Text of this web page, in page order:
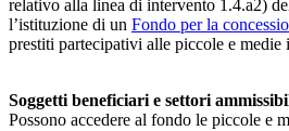
relativo alla linea di intervento 1.4.a2)
l’istituzione di un Fondo per la
prestiti partecipativi alle piccole e medie
Soggetti beneficiari e settori
Possono accedere al fondo le piccole e